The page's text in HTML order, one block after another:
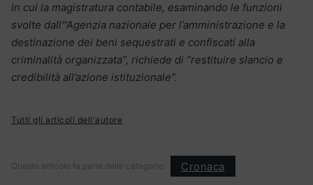
in cui la magistratura contabile, esaminando le funzioni
svolte dall'”Agenzia nazionale per l’amministrazione e la
destinazione dei beni sequestrati e confiscati alla
criminalità organizzata”, richiede di “restituire slancio e
credibilità all’azione istituzionale”.
Tutti gli articoli dell'autore
Questo articolo fa parte delle categorie: Cronaca